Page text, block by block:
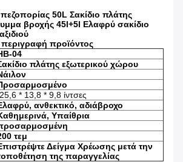
50L Σακίδιο πλάτης
βροχής 45l+5l Ελαφρύ σακίδιο
περιγραφή προϊόντος
04
πλάτης εξωτερικού χώρου
25,6 * 13,8 * 9,8 ίντσες
ανθεκτικό, αδιάβροχο
Υπαίθρια
τεμ
Δείγμα Χρέωσης μετά την
της παραγγελίας